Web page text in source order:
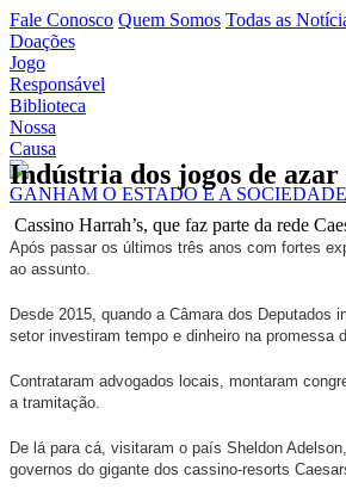
Fale Conosco Quem Somos Todas as
Doações
Jogo
Responsável
Biblioteca
Nossa
Causa
GANHAM O ESTADO E A SOCIEDADE
Indústria dos jogos de
Cassino Harrah’s, que faz parte da rede
Após passar os últimos três anos com fortes
ao assunto.
Desde 2015, quando a Câmara dos
setor investiram tempo e dinheiro na promessa
Contrataram advogados locais, montaram
a tramitação.
De lá para cá, visitaram o país Sheldon
governos do gigante dos cassino-resorts